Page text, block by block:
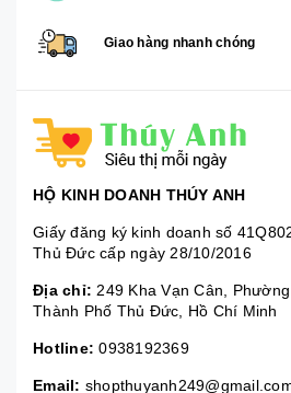
Giao hàng nhanh chóng
HỘ KINH DOANH THÚY ANH
Giấy đăng ký kinh doanh số
Thủ Đức cấp ngày 28/10/2016
Địa chỉ: 249 Kha Vạn Cân,
Thành Phố Thủ Đức, Hồ Chí Minh
Hotline: 0938192369
Email: